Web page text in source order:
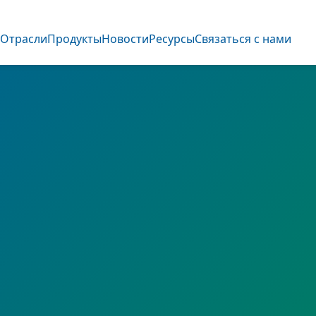
ОтраслиПродуктыНовостиРесурсыСвязаться с нами